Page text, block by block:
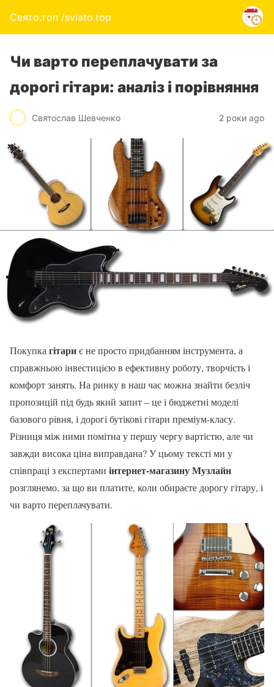
Свято.топ /sviato.top
Чи варто переплачувати за
дорогі гітари: аналіз і порівняння
Святослав Шевченко 2 роки ago
Покупка гітариє не просто придбанням інструмента, а
справжньою інвестицією в ефективну роботу, творчість і
комфорт занять. На ринку в наш час можна знайти безліч
пропозицій під будь який запит – це і бюджетні моделі
базового рівня, і дорогі бутікові гітари преміум-класу.
Різниця між ними помітна у першу чергу вартістю, але чи
завжди висока ціна виправдана? У цьому тексті ми у
співпраці з експертами інтернет-магазину Музлайн
розглянемо, за що ви платите, коли обираєте дорогу гітару, і
чи варто переплачувати.